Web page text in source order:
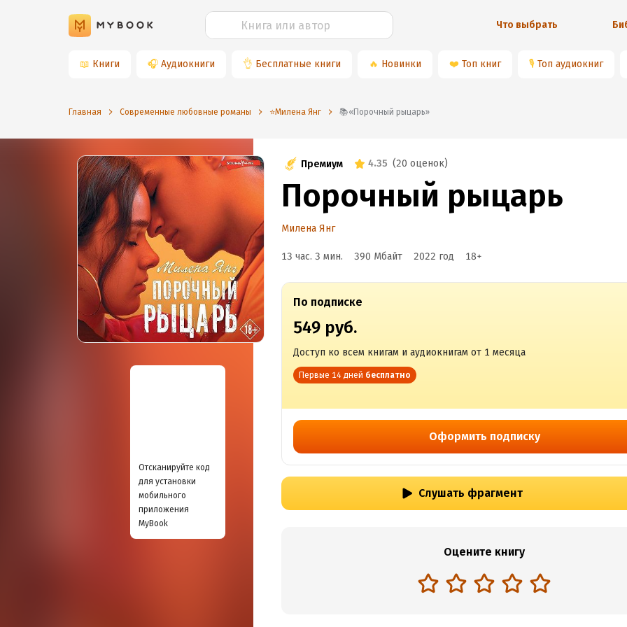
Что выбрать
📖 Книги 🎧 Аудиокниги 👌 Бесплатные книги 🔥 Новинки ❤️ Топ книг 🎙 Топ аудиокниг
Главная Современные любовные романы ⭐️Милена Янг 📚«Порочный рыцарь»
Отсканируйте код
для установки
мобильного
приложения
MyBook
Премиум 4.35 (20 оценок)
Порочный рыцарь
Милена Янг
13 час. 3 мин. 390 Мбайт 2022 год 18+
По подписке
549 руб.
Доступ ко всем книгам и аудиокнигам от 1 месяца
Первые 14 дней бесплатно
Оформить подписку
Слушать фрагмент
Оцените книгу